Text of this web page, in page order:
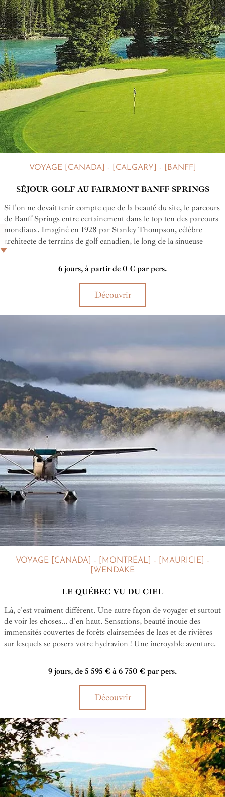
VOYAGE [CANADA] - [CALGARY] - [BANFF]
SÉJOUR GOLF AU FAIRMONT BANFF SPRINGS
Si l'on ne devait tenir compte que de la beauté du site, le parcours
de Banff Springs entre certainement dans le top ten des parcours
mondiaux. Imaginé en 1928 par Stanley Thompson, célèbre
architecte de terrains de golf canadien, le long de la sinueuse
rivière Bow, les 18 trous d'origine se sont enrichis en 1989 de 9
trous pour devenir un parcours de championnat 27 trous qui
inspirera aujourd'hui aussi bien les golfeurs débutants que
6 jours, à partir de 0 € par pers.
Découvrir
VOYAGE [CANADA] - [MONTRÉAL] - [MAURICIE] -
[WENDAKE
LE QUÉBEC VU DU CIEL
Là, c'est vraiment différent. Une autre façon de voyager et surtout
de voir les choses... d'en haut. Sensations, beauté inouie des
immensités couvertes de forêts clairsemées de lacs et de rivières
sur lesquels se posera votre hydravion ! Une incroyable aventure.
9 jours, de 5 595 € à 6 750 € par pers.
Découvrir